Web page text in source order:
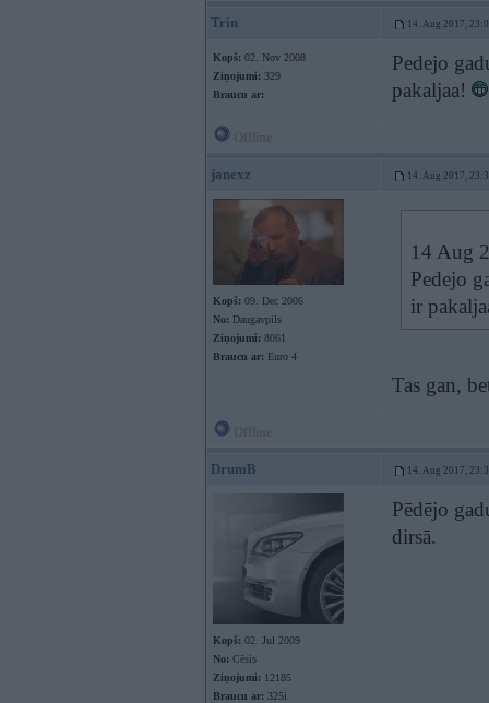
Trin 14. Aug 2017,
Kopš: 02. Nov 2008
Ziņojumi: 329
Braucu ar:
Pedejo
pakaljaa!
janexz 14. Aug 2017,
Kopš: 09. Dec 2006
No: Daugavpils
Ziņojumi: 8061
Braucu ar: Euro 4
14 Aug
Pedejo
ir
Tas gan,
DrumB 14. Aug 2017,
Kopš: 02. Jul 2009
No: Cēsis
Ziņojumi: 12185
Braucu ar: 325i
Pēdējo
dirsā.